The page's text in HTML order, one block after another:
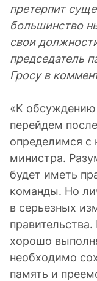
претерпит
большинство
свои
председатель
Гросу в
«К обсуждению
перейдем
определимся с
министра.
будет иметь
команды. Но
в серьезных
хорошо
необходимо
память и